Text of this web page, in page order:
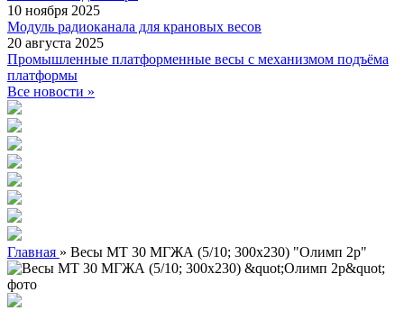
10 ноября 2025
Модуль радиоканала для крановых весов
20 августа 2025
Промышленные платформенные весы с механизмом подъёма
платформы
Все новости »
Главная » Весы МТ 30 МГЖА (5/10; 300х230) "Олимп 2р"